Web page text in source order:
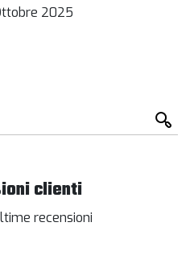
2025
clienti
recensioni